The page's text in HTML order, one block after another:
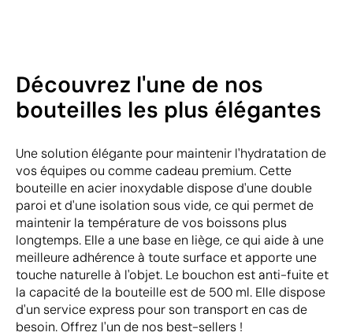
Découvrez l'une de nos
bouteilles les plus élégantes
Une solution élégante pour maintenir l'hydratation de
vos équipes ou comme cadeau premium. Cette
bouteille en acier inoxydable dispose d'une double
paroi et d'une isolation sous vide, ce qui permet de
maintenir la température de vos boissons plus
longtemps. Elle a une base en liège, ce qui aide à une
meilleure adhérence à toute surface et apporte une
touche naturelle à l'objet. Le bouchon est anti-fuite et
la capacité de la bouteille est de 500 ml. Elle dispose
d'un service express pour son transport en cas de
besoin. Offrez l'un de nos best-sellers !